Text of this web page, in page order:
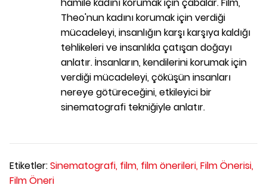
hamile kadını korumak için çabalar. Film,
Theo'nun kadını korumak için verdiği
mücadeleyi, insanlığın karşı karşıya kaldığı
tehlikeleri ve insanlıkla çatışan doğayı
anlatır. İnsanların, kendilerini korumak için
verdiği mücadeleyi, çöküşün insanları
nereye götüreceğini, etkileyici bir
sinematografi tekniğiyle anlatır.
Etiketler:Sinematografi, film, film önerileri,Film Önerisi,
Film Öneri